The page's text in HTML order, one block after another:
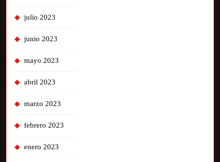
julio 2023
junio 2023
mayo 2023
abril 2023
marzo 2023
febrero 2023
enero 2023